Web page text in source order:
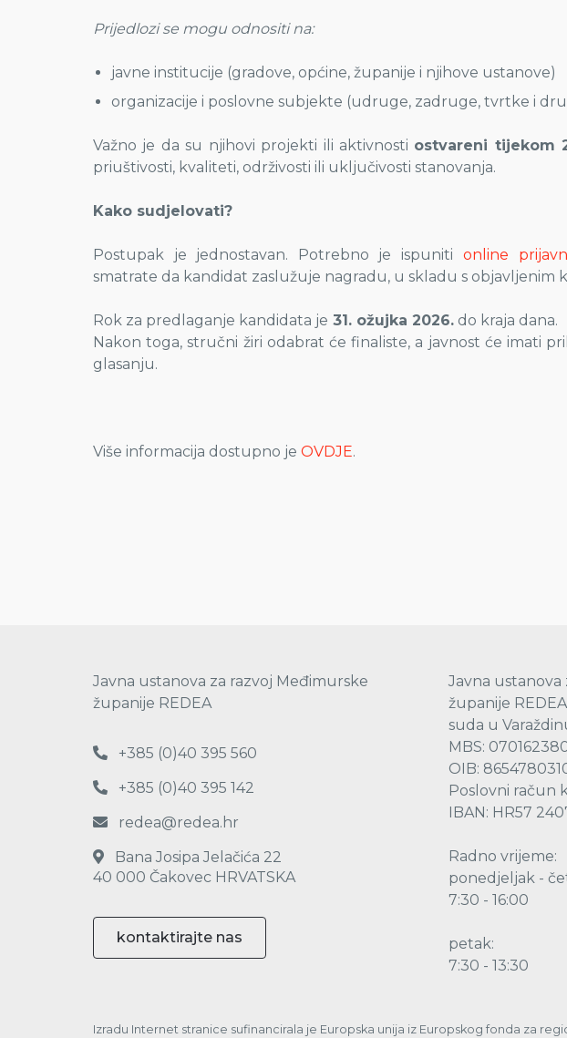
Prijedlozi se mogu odnositi na:
javne institucije (gradove, općine, županije i njihove ustanove)
organizacije i poslovne subjekte (udruge, zadruge, tvrtke i
Važno je da su njihovi projekti ili aktivnosti ostvareni tijekom
priuštivosti, kvaliteti, održivosti ili uključivosti stanovanja.
Kako sudjelovati?
Postupak je jednostavan. Potrebno je ispuniti online
smatrate da kandidat zaslužuje nagradu, u skladu s objavljenim
Rok za predlaganje kandidata je 31. ožujka 2026. do kraja dana.
Nakon toga, stručni žiri odabrat će finaliste, a javnost će imati
glasanju.
Više informacija dostupno je OVDJE.
Javna ustanova za razvoj Međimurske
županije REDEA
+385 (0)40 395 560
+385 (0)40 395 142
redea@redea.hr
Bana Josipa Jelačića 22
40 000 Čakovec HRVATSKA
kontaktirajte nas
Javna ustanova
županije
suda u
MBS:
OIB:
Poslovni račun
IBAN: HR57
Radno vrijeme:
ponedjeljak -
7:30 - 16:00
petak:
7:30 - 13:30
Izradu Internet stranice sufinancirala je Europska unija iz Europskog fonda za